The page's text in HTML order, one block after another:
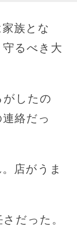
族とな
るべき大
したの
絡だっ
店がうま
だった。